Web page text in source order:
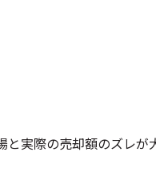
実際の売却額のズレが